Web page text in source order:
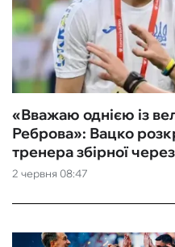
2 червня 08:47
«Вважаю однією із
Реброва»: Вацко
тренера збірної